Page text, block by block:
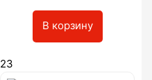
В корзину
23